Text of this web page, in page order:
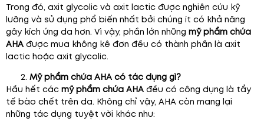
Trong đó, axit glycolic và axit lactic được nghiên cứu kỹ
lưỡng và sử dụng phổ biến nhất bởi chúng ít có khả năng
gây kích ứng da hơn. Vì vậy, phần lớn những mỹ phẩm chứa
AHA được mua không kê đơn đều có thành phần là axit
lactic hoặc axit glycolic.
Mỹ phẩm chứa AHA có tác dụng gì?
Hầu hết các mỹ phẩm chứa AHA đều có công dụng là tẩy
tế bào chết trên da. Không chỉ vậy, AHA còn mang lại
những tác dụng tuyệt vời khác như: